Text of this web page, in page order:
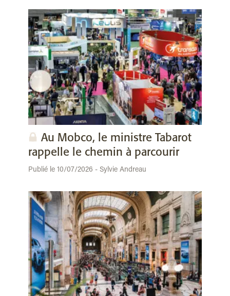
Au Mobco, le ministre Tabarot
rappelle le chemin à parcourir
Publié le 10/07/2026 - Sylvie Andreau